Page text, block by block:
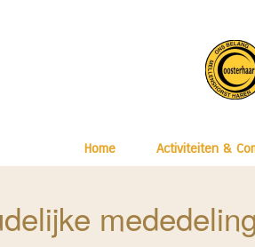
Home Activiteiten &